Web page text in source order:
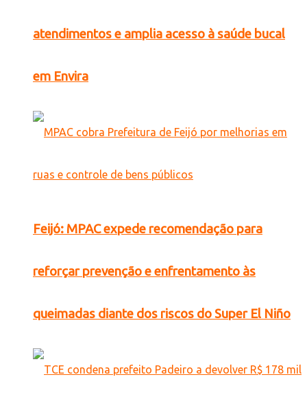
atendimentos e amplia acesso à saúde bucal
em Envira
Feijó: MPAC expede recomendação para
reforçar prevenção e enfrentamento às
queimadas diante dos riscos do Super El Niño